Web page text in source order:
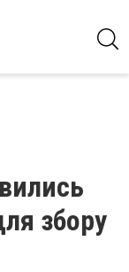
збору